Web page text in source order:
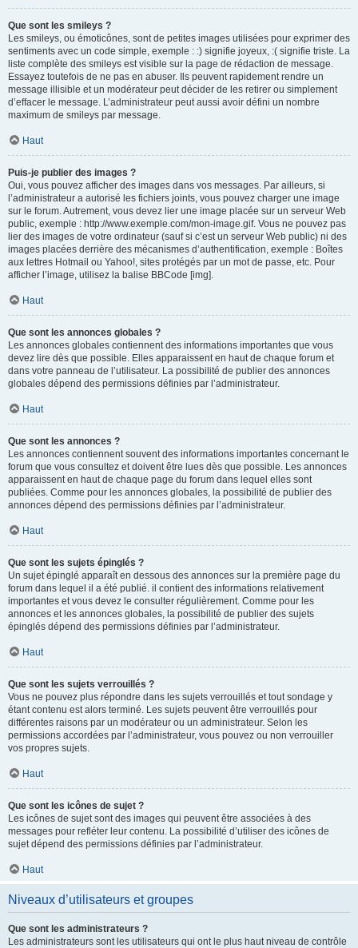
Que sont les smileys ?
Les smileys, ou émoticônes, sont de petites images utilisées pour exprimer des
sentiments avec un code simple, exemple : :) signifie joyeux, :( signifie triste. La
liste complète des smileys est visible sur la page de rédaction de message.
Essayez toutefois de ne pas en abuser. Ils peuvent rapidement rendre un
message illisible et un modérateur peut décider de les retirer ou simplement
d’effacer le message. L’administrateur peut aussi avoir défini un nombre
maximum de smileys par message.
Haut
Puis-je publier des images ?
Oui, vous pouvez afficher des images dans vos messages. Par ailleurs, si
l’administrateur a autorisé les fichiers joints, vous pouvez charger une image
sur le forum. Autrement, vous devez lier une image placée sur un serveur Web
public, exemple : http://www.exemple.com/mon-image.gif. Vous ne pouvez pas
lier des images de votre ordinateur (sauf si c’est un serveur Web public) ni des
images placées derrière des mécanismes d’authentification, exemple : Boîtes
aux lettres Hotmail ou Yahoo!, sites protégés par un mot de passe, etc. Pour
afficher l’image, utilisez la balise BBCode [img].
Haut
Que sont les annonces globales ?
Les annonces globales contiennent des informations importantes que vous
devez lire dès que possible. Elles apparaissent en haut de chaque forum et
dans votre panneau de l’utilisateur. La possibilité de publier des annonces
globales dépend des permissions définies par l’administrateur.
Haut
Que sont les annonces ?
Les annonces contiennent souvent des informations importantes concernant le
forum que vous consultez et doivent être lues dès que possible. Les annonces
apparaissent en haut de chaque page du forum dans lequel elles sont
publiées. Comme pour les annonces globales, la possibilité de publier des
annonces dépend des permissions définies par l’administrateur.
Haut
Que sont les sujets épinglés ?
Un sujet épinglé apparaît en dessous des annonces sur la première page du
forum dans lequel il a été publié. il contient des informations relativement
importantes et vous devez le consulter régulièrement. Comme pour les
annonces et les annonces globales, la possibilité de publier des sujets
épinglés dépend des permissions définies par l’administrateur.
Haut
Que sont les sujets verrouillés ?
Vous ne pouvez plus répondre dans les sujets verrouillés et tout sondage y
étant contenu est alors terminé. Les sujets peuvent être verrouillés pour
différentes raisons par un modérateur ou un administrateur. Selon les
permissions accordées par l’administrateur, vous pouvez ou non verrouiller
vos propres sujets.
Haut
Que sont les icônes de sujet ?
Les icônes de sujet sont des images qui peuvent être associées à des
messages pour refléter leur contenu. La possibilité d’utiliser des icônes de
sujet dépend des permissions définies par l’administrateur.
Haut
Niveaux d’utilisateurs et groupes
Que sont les administrateurs ?
Les administrateurs sont les utilisateurs qui ont le plus haut niveau de contrôle